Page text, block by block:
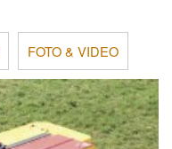
FOTO & VIDEO